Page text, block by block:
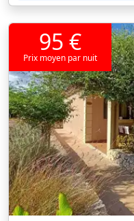
95 €
Prix moyen par nuit